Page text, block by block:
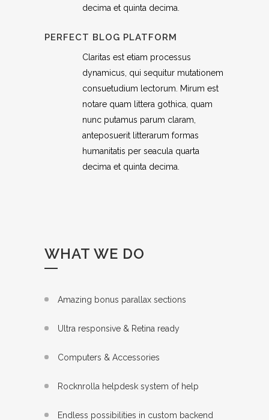
decima et quinta decima.
PERFECT BLOG PLATFORM
Claritas est etiam processus
dynamicus, qui sequitur mutationem
consuetudium lectorum. Mirum est
notare quam littera gothica, quam
nunc putamus parum claram,
anteposuerit litterarum formas
humanitatis per seacula quarta
decima et quinta decima.
WHAT WE DO
Amazing bonus parallax sections
Ultra responsive & Retina ready
Computers & Accessories
Rocknrolla helpdesk system of help
Endless possibilities in custom backend